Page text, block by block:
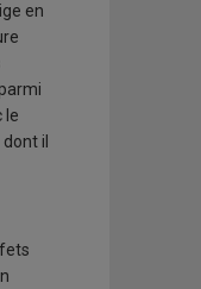
en
le
il